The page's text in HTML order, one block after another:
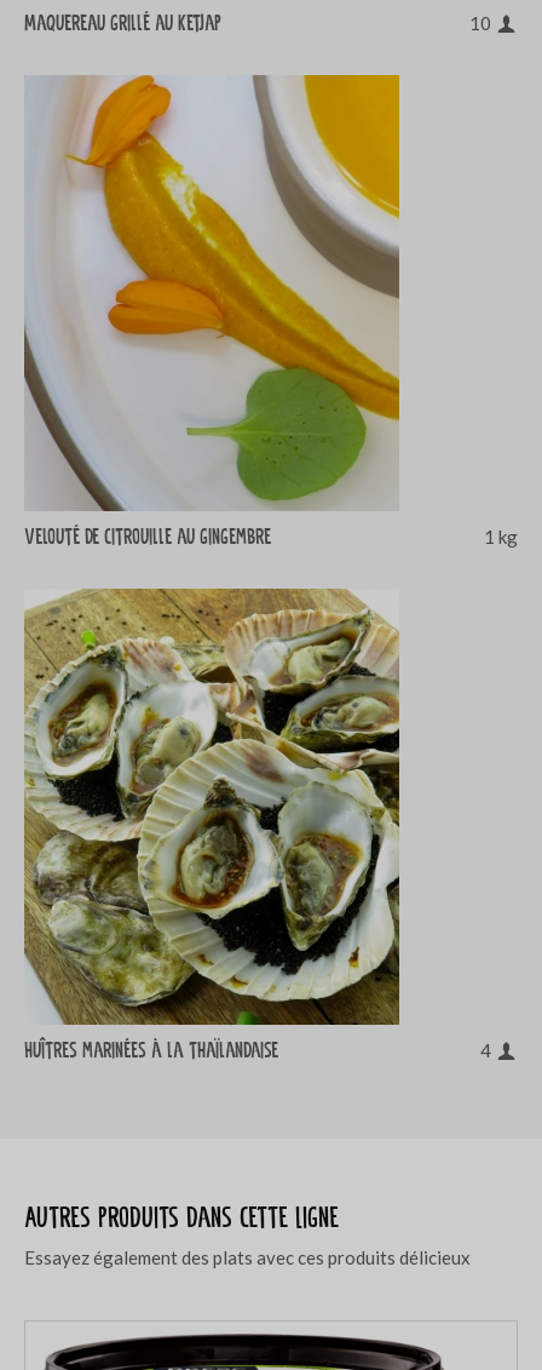
Maquereau grillé au ketjap 10
Velouté de citrouille au gingembre 1 kg
Huîtres marinées à la thaïlandaise 4
Autres produits dans cette ligne
Essayez également des plats avec ces produits délicieux